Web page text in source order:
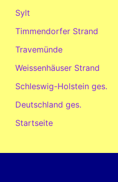
Sylt
Timmendorfer Strand
Travemünde
Weissenhäuser Strand
Schleswig-Holstein ges.
Deutschland ges.
Startseite